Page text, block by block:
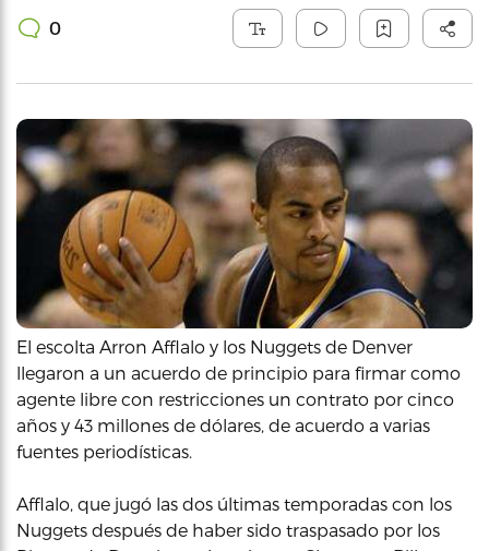
0
El escolta Arron Afflalo y los Nuggets de Denver
llegaron a un acuerdo de principio para firmar como
agente libre con restricciones un contrato por cinco
años y 43 millones de dólares, de acuerdo a varias
fuentes periodísticas.
Afflalo, que jugó las dos últimas temporadas con los
Nuggets después de haber sido traspasado por los